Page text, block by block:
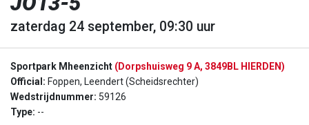
zaterdag 24 september, 09:30 uur
Sportpark Mheenzicht (Dorpshuisweg 9 A, 3849BL HIERDEN)
Official: Foppen, Leendert (Scheidsrechter)
Wedstrijdnummer: 59126
Type: --